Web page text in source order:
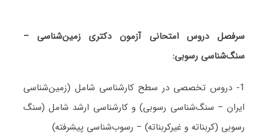
سرفصل دروس امتحانی آزمون دکتری زمین‌شناسی –
سنگ‌شناسی رسوبی:
1- دروس تخصصی در سطح کارشناسی شامل (زمین‌شناسی
ایران – سنگ‌شناسی رسوبی) و کارشناسی ارشد شامل (سنگ
رسوبی (کربناته و غیرکربناته) – رسوب‌شناسی پیشرفته)